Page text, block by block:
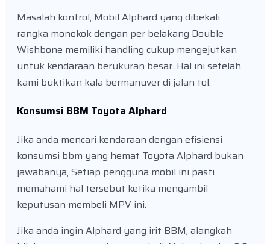
Masalah kontrol, Mobil Alphard yang dibekali
rangka monokok dengan per belakang Double
Wishbone memiliki handling cukup mengejutkan
untuk kendaraan berukuran besar. Hal ini setelah
kami buktikan kala bermanuver di jalan tol.
Konsumsi BBM Toyota Alphard
Jika anda mencari kendaraan dengan efisiensi
konsumsi bbm yang hemat Toyota Alphard bukan
jawabanya, Setiap pengguna mobil ini pasti
memahami hal tersebut ketika mengambil
keputusan membeli MPV ini.
Jika anda ingin Alphard yang irit BBM, alangkah